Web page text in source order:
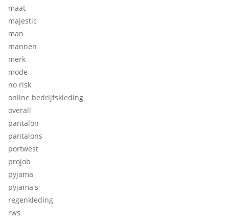
maat
majestic
man
mannen
merk
mode
no risk
online bedrijfskleding
overall
pantalon
pantalons
portwest
projob
pyjama
pyjama's
regenkleding
rws